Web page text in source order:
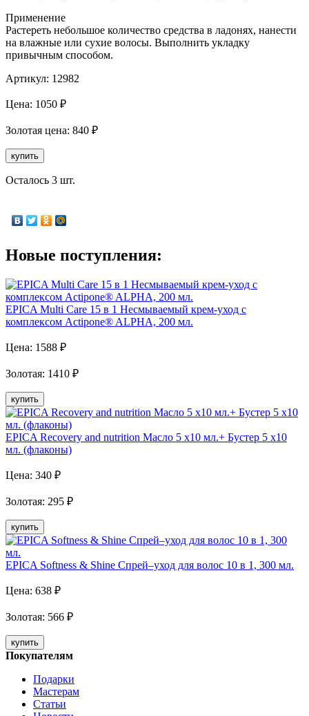
Применение
Растереть небольшое количество средства в ладонях, нанести
на влажные или сухие волосы. Выполнить укладку
привычным способом.
Артикул: 12982
Цена: 1050 ₽
Золотая цена: 840 ₽
купить
Осталось 3 шт.
Новые поступления:
EPICA Multi Care 15 в 1 Несмываемый крем-уход с
комплексом Actipone® ALPHA, 200 мл.
Цена: 1588 ₽
Золотая: 1410 ₽
купить
EPICA Recovery and nutrition Масло 5 х10 мл.+ Бустер 5 х10
мл. (флаконы)
Цена: 340 ₽
Золотая: 295 ₽
купить
EPICA Softness & Shine Спрей–уход для волос 10 в 1, 300 мл.
Цена: 638 ₽
Золотая: 566 ₽
купить
Покупателям
Подарки
Мастерам
Статьи